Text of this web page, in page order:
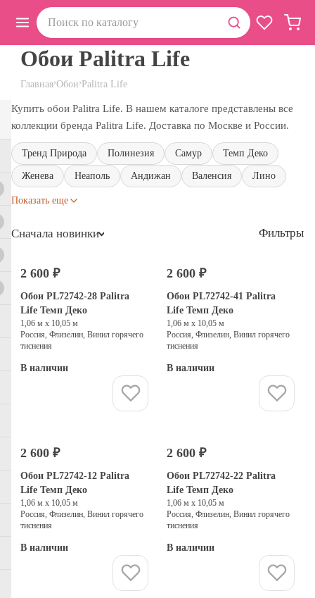
Главная›Обои›Palitra Life
Обои Palitra Life
Купить обои Palitra Life. В нашем каталоге представлены все
коллекции бренда Palitra Life. Доставка по Москве и России.
Тренд Природа Полинезия Самур Темп Деко
Женева Неаполь Андижан Валенсия Лино
Показать еще
Сначала новинки Фильтры
2 600 ₽
Обои PL72742-28 Palitra
Life Темп Деко
1,06 м х 10,05 м
Россия, Флизелин, Винил горячего
тиснения
В наличии
2 600 ₽
Обои PL72742-41 Palitra
Life Темп Деко
1,06 м х 10,05 м
Россия, Флизелин, Винил горячего
тиснения
В наличии
2 600 ₽
Обои PL72742-12 Palitra
Life Темп Деко
1,06 м х 10,05 м
Россия, Флизелин, Винил горячего
тиснения
В наличии
2 600 ₽
Обои PL72742-22 Palitra
Life Темп Деко
1,06 м х 10,05 м
Россия, Флизелин, Винил горячего
тиснения
В наличии